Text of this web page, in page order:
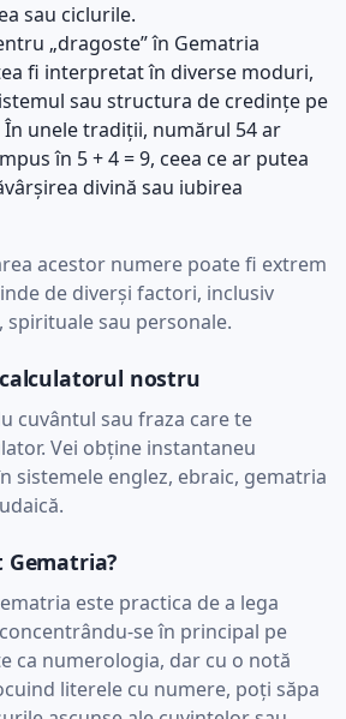
sau ciclurile.
„dragoste” în Gematria
fi interpretat în diverse moduri,
sau structura de credințe pe
În unele tradiții, numărul 54 ar
în 5 + 4 = 9, ceea ce ar putea
divină sau iubirea
acestor numere poate fi extrem
de diverși factori, inclusiv
sau personale.
nostru
cuvântul sau fraza care te
Vei obține instantaneu
sistemele englez, ebraic, gematria
Gematria?
este practica de a lega
se în principal pe
ca numerologia, dar cu o notă
literele cu numere, poți săpa